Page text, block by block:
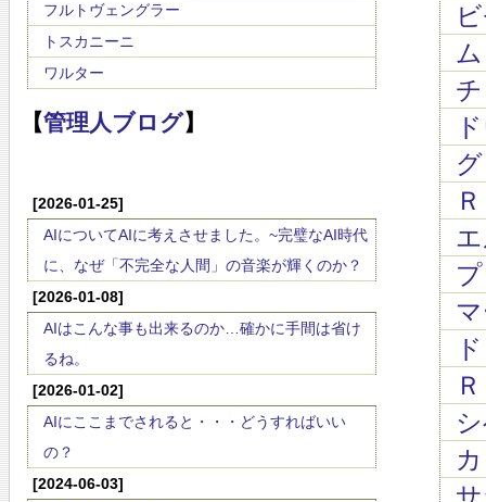
フルトヴェングラー
トスカニーニ
ワルター
【管理人ブログ】
[2026-01-25]
AIについてAIに考えさせました。~完璧なAI時代
に、なぜ「不完全な人間」の音楽が輝くのか？
[2026-01-08]
AIはこんな事も出来るのか…確かに手間は省け
るね。
[2026-01-02]
AIにここまでされると・・・どうすればいい
の？
[2024-06-03]